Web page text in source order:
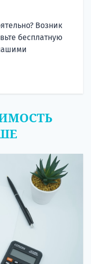
Возник
бесплатную